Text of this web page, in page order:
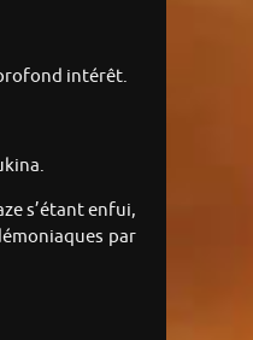
intérêt.
s’étant enfui,
par